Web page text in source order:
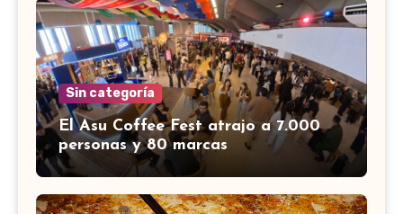
Sin categoría
El Asu Coffee Fest atrajo a 7.000
personas y 80 marcas